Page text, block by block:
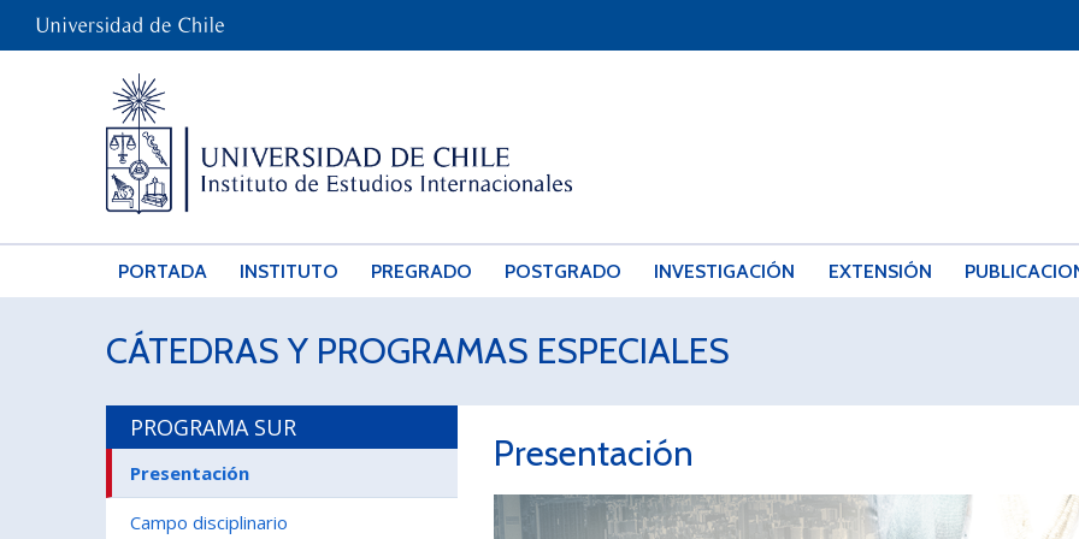
PORTADA INSTITUTO PREGRADO POSTGRADO INVESTIGACIÓN EXTENSIÓN
CÁTEDRAS Y PROGRAMAS ESPECIALES
PROGRAMA SUR
Presentación
Campo disciplinario
Presentación